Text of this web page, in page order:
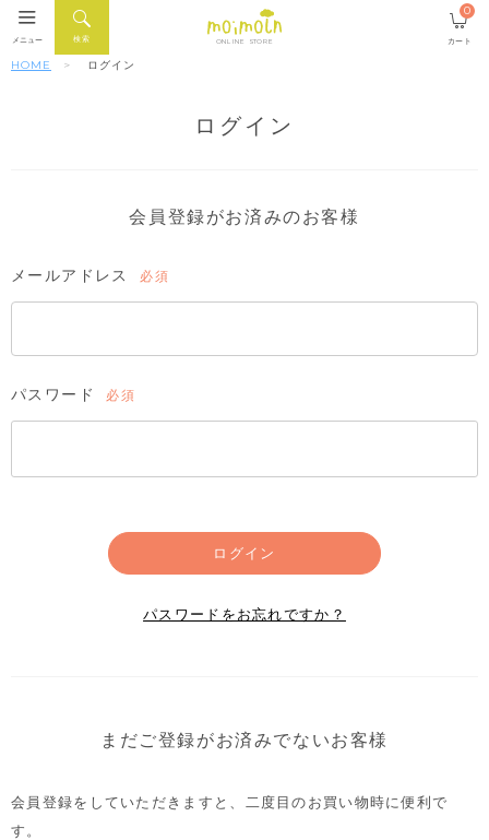
ONLINE STORE
検索
メニュー カート
0
HOME ログイン
ログイン
会員登録がお済みのお客様
メールアドレス
須)
パスワード
須)
ログイン
パスワードをお忘れですか？
まだご登録がお済みでないお客様
会員登録をしていただきますと、二度目のお買い物時に便利で
す。